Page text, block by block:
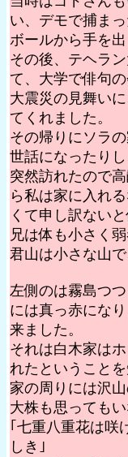
い、デモで捕ま
ボールから手を
その後、テヘラ
て、大学で俳句
大震災の見舞い
てくれました。
その帰りにソラ
世話になったり
突然訪れたので
ら私は家に入れ
くて申し訳ない
兄は体も小さく
君山は小さな山
左側のは霧島つ
には真っ赤にな
来ました。
それは白木家は
れたということを
家の周りには沢
大株も思っても
｢七重八重花は咲
しき｣